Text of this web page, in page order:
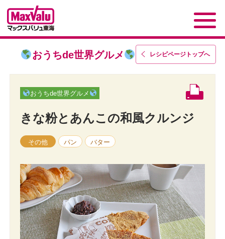
レシピページトップへ
おうちde世界グルメ
おうちde世界グルメ
きな粉とあんこの和風クルンジ
その他 パン バター